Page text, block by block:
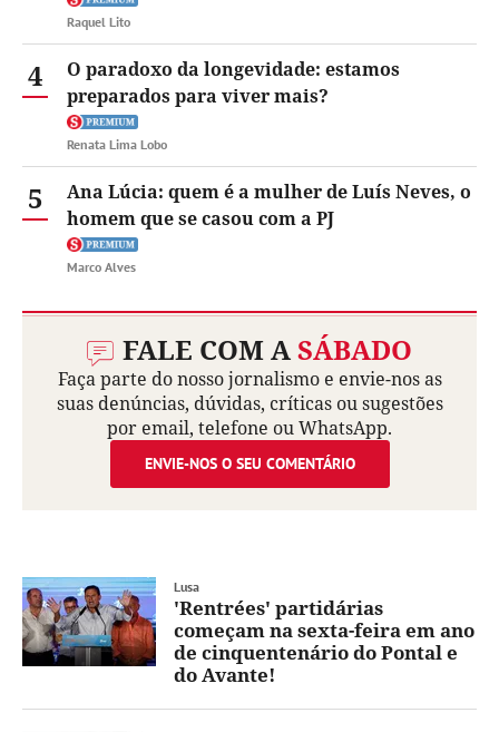
Raquel Lito
4
O paradoxo da longevidade: estamos
preparados para viver mais?
Renata Lima Lobo
5
Ana Lúcia: quem é a mulher de Luís Neves, o
homem que se casou com a PJ
Marco Alves
Fale com a Sábado
FALE COM ASÁBADO
Faça parte do nosso jornalismo e envie-nos as
suas denúncias, dúvidas, críticas ou sugestões
por email, telefone ou WhatsApp.
ENVIE-NOS O SEU COMENTÁRIO
Lusa
'Rentrées' partidárias
começam na sexta-feira em ano
de cinquentenário do Pontal e
do Avante!